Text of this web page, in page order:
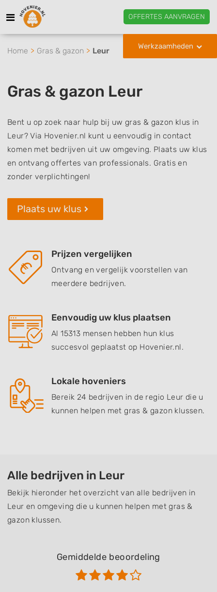
OFFERTES AANVRAGEN
Werkzaamheden
Home Gras & gazon Leur
Gras & gazon Leur
Bent u op zoek naar hulp bij uw gras & gazon klus in
Leur? Via Hovenier.nl kunt u eenvoudig in contact
komen met bedrijven uit uw omgeving. Plaats uw klus
en ontvang offertes van professionals. Gratis en
zonder verplichtingen!
Plaats uw klus
Prijzen vergelijken
Ontvang en vergelijk voorstellen van
meerdere bedrijven.
Eenvoudig uw klus plaatsen
Al 15313 mensen hebben hun klus
succesvol geplaatst op Hovenier.nl.
Lokale hoveniers
Bereik 24 bedrijven in de regio Leur die u
kunnen helpen met gras & gazon klussen.
Alle bedrijven in Leur
Bekijk hieronder het overzicht van alle bedrijven in
Leur en omgeving die u kunnen helpen met gras &
gazon klussen.
Gemiddelde beoordeling